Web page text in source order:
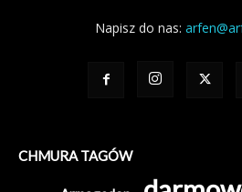
Napisz do nas:
CHMURA TAGÓW